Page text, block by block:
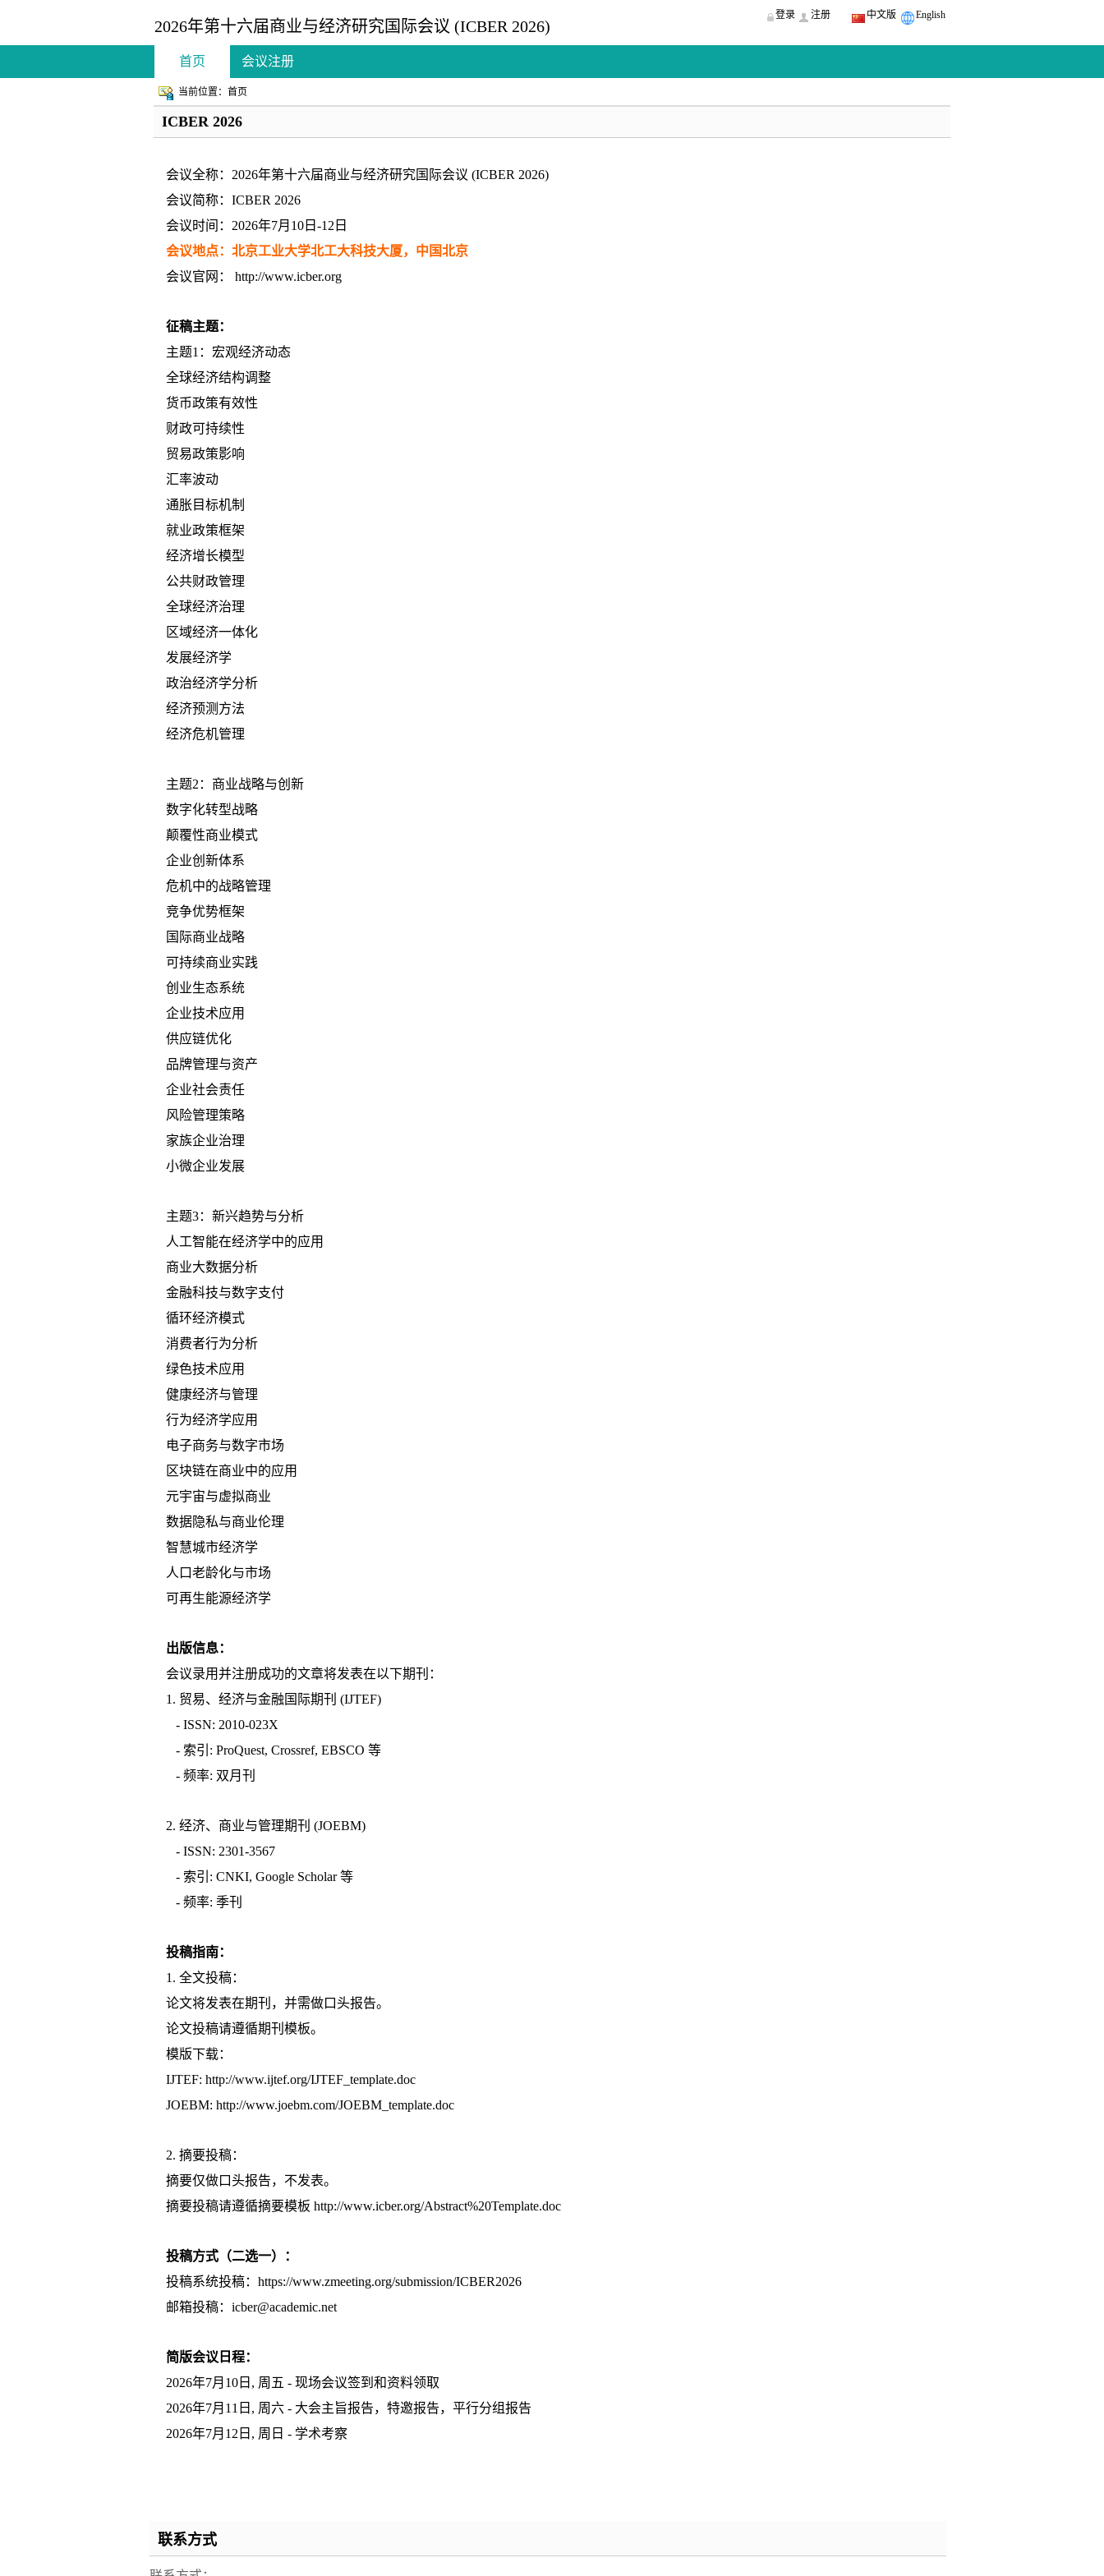
2026年第十六届商业与经济研究国际会议 (ICBER 2026)
中文版 English
登录 注册
首页 会议注册
当前位置：首页
ICBER 2026
会议全称：2026年第十六届商业与经济研究国际会议 (ICBER 2026)
会议简称：ICBER 2026
会议时间：2026年7月10日-12日
会议地点：北京工业大学北工大科技大厦，中国北京
会议官网： http://www.icber.org
征稿主题：
主题1：宏观经济动态
全球经济结构调整
货币政策有效性
财政可持续性
贸易政策影响
汇率波动
通胀目标机制
就业政策框架
经济增长模型
公共财政管理
全球经济治理
区域经济一体化
发展经济学
政治经济学分析
经济预测方法
经济危机管理
主题2：商业战略与创新
数字化转型战略
颠覆性商业模式
企业创新体系
危机中的战略管理
竞争优势框架
国际商业战略
可持续商业实践
创业生态系统
企业技术应用
供应链优化
品牌管理与资产
企业社会责任
风险管理策略
家族企业治理
小微企业发展
主题3：新兴趋势与分析
人工智能在经济学中的应用
商业大数据分析
金融科技与数字支付
循环经济模式
消费者行为分析
绿色技术应用
健康经济与管理
行为经济学应用
电子商务与数字市场
区块链在商业中的应用
元宇宙与虚拟商业
数据隐私与商业伦理
智慧城市经济学
人口老龄化与市场
可再生能源经济学
出版信息：
会议录用并注册成功的文章将发表在以下期刊：
1. 贸易、经济与金融国际期刊 (IJTEF)
- ISSN: 2010-023X
- 索引: ProQuest, Crossref, EBSCO 等
- 频率: 双月刊
2. 经济、商业与管理期刊 (JOEBM)
- ISSN: 2301-3567
- 索引: CNKI, Google Scholar 等
- 频率: 季刊
投稿指南：
1. 全文投稿：
论文将发表在期刊，并需做口头报告。
论文投稿请遵循期刊模板。
模版下载：
IJTEF: http://www.ijtef.org/IJTEF_template.doc
JOEBM: http://www.joebm.com/JOEBM_template.doc
2. 摘要投稿：
摘要仅做口头报告，不发表。
摘要投稿请遵循摘要模板 http://www.icber.org/Abstract%20Template.doc
投稿方式（二选一）：
投稿系统投稿： https://www.zmeeting.org/submission/ICBER2026
邮箱投稿：icber@academic.net
简版会议日程：
2026年7月10日, 周五 - 现场会议签到和资料领取
2026年7月11日, 周六 - 大会主旨报告，特邀报告，平行分组报告
2026年7月12日, 周日 - 学术考察
联系方式